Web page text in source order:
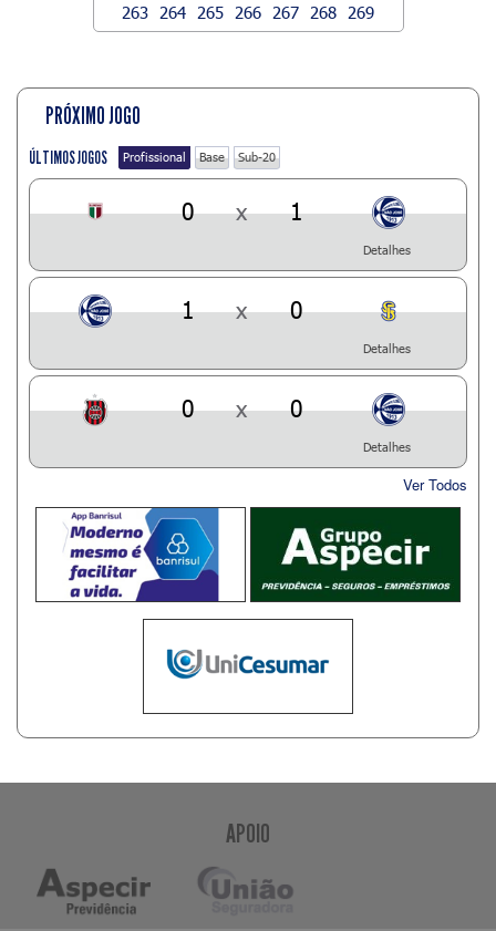
263
264 265 266 267 268 269
PRÓXIMO JOGO
ÚLTIMOS JOGOS Profissional Base Sub-20
0 x 1
Detalhes
1 x 0
Detalhes
0 x 0
Detalhes
Ver Todos
APOIO